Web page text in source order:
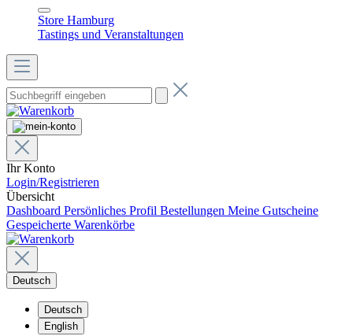
Store Hamburg
Tastings und Veranstaltungen
Ihr Konto
Login/Registrieren
Übersicht
Dashboard Persönliches Profil Bestellungen Meine Gutscheine
Gespeicherte Warenkörbe
Deutsch
Deutsch
English